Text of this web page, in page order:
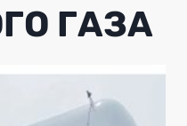
ГАЗА